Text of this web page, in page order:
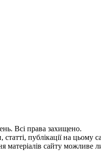
Всі права захищено.
статті, публікації на
матеріалів сайту можливе